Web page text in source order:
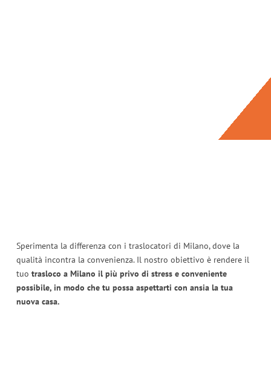
Sperimenta la differenza con i traslocatori di Milano, dove la
qualità incontra la convenienza. Il nostro obiettivo è rendere il
tuo trasloco a Milano il più privo di stress e conveniente
possibile, in modo che tu possa aspettarti con ansia la tua
nuova casa.